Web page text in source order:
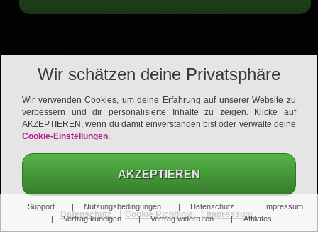
Support Nutzungsbedingungen Datenschutz
Impressum
Vertrag kündigen
Vertrag widerrufen Affiliates
Wir schätzen deine Privatsphäre
Wir verwenden Cookies, um deine Erfahrung auf unserer Website zu
verbessern und dir personalisierte Inhalte zu zeigen. Klicke auf
AKZEPTIEREN, wenn du damit einverstanden bist oder verwalte deine
Cookie-Einstellungen.
AKZEPTIEREN
Datenschutz | Cookie Richtlinie | Impressum